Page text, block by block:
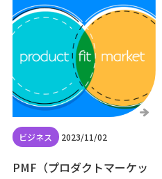
2023/11/02
PMF（プロダクトマーケッ